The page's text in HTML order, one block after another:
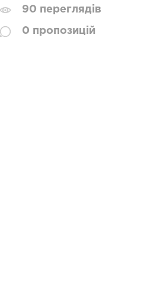
90 переглядів
0 пропозицій